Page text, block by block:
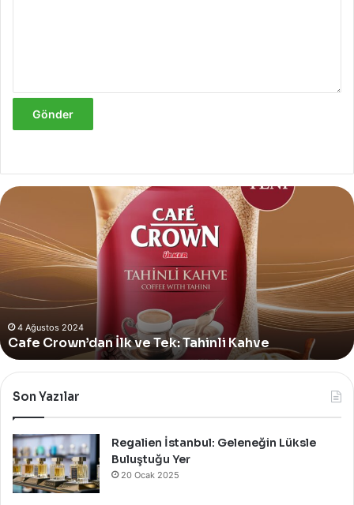
Cafe
Crown’dan
İlk
ve
Tek:
Tahinli
Kahve
4 Ağustos 2024
Cafe Crown’dan İlk ve Tek: Tahinli Kahve
Son Yazılar
Regalien İstanbul: Geleneğin Lüksle
Buluştuğu Yer
20 Ocak 2025